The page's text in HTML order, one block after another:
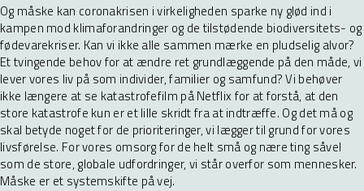
Og måske kan coronakrisen i virkeligheden sparke ny glød ind i
kampen mod klimaforandringer og de tilstødende biodiversitets- og
fødevarekriser. Kan vi ikke alle sammen mærke en pludselig alvor?
Et tvingende behov for at ændre ret grundlæggende på den måde, vi
lever vores liv på som individer, familier og samfund? Vi behøver
ikke længere at se katastrofefilm på Netflix for at forstå, at den
store katastrofe kun er et lille skridt fra at indtræffe. Og det må og
skal betyde noget for de prioriteringer, vi lægger til grund for vores
livsførelse. For vores omsorg for de helt små og nære ting såvel
som de store, globale udfordringer, vi står overfor som mennesker.
Måske er et systemskifte på vej.